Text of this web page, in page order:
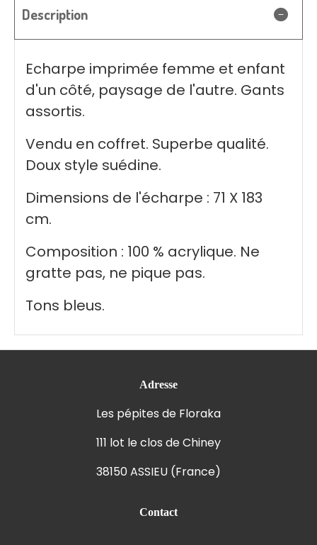
Description
Echarpe imprimée femme et enfant
d'un côté, paysage de l'autre. Gants
assortis.
Vendu en coffret. Superbe qualité.
Doux style suédine.
Dimensions de l'écharpe : 71 X 183
cm.
Composition : 100 % acrylique. Ne
gratte pas, ne pique pas.
Tons bleus.
Adresse
Les pépites de Floraka
111 lot le clos de Chiney
38150 ASSIEU (France)
Contact